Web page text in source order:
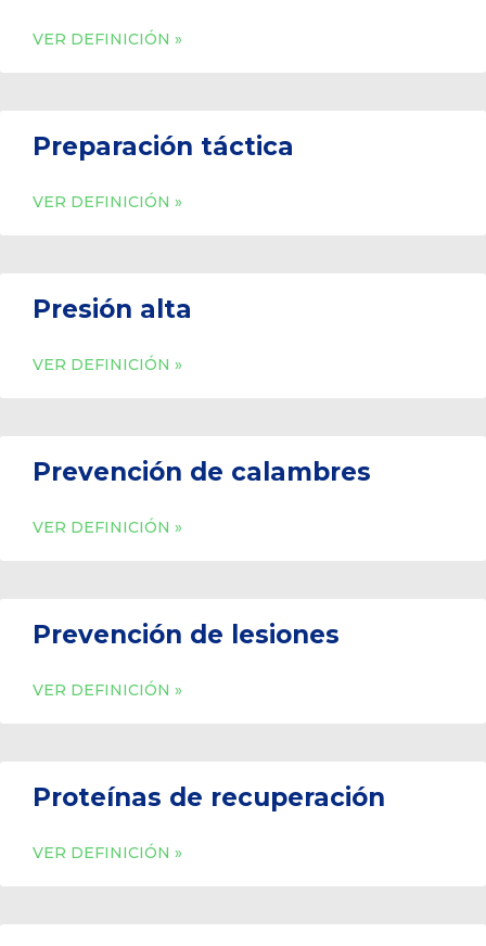
VER DEFINICIÓN »
Preparación táctica
VER DEFINICIÓN »
Presión alta
VER DEFINICIÓN »
Prevención de calambres
VER DEFINICIÓN »
Prevención de lesiones
VER DEFINICIÓN »
Proteínas de recuperación
VER DEFINICIÓN »